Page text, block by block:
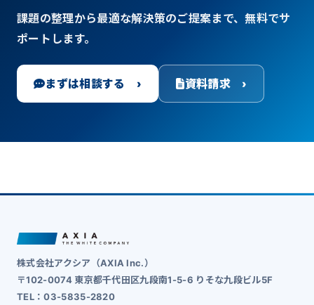
課題の整理から最適な解決策のご提案まで、無料でサ
ポートします。
まずは相談する › 資料請求 ›
株式会社アクシア（AXIA Inc.）
〒102-0074 東京都千代田区九段南1-5-6 りそな九段ビル5F
TEL：03-5835-2820